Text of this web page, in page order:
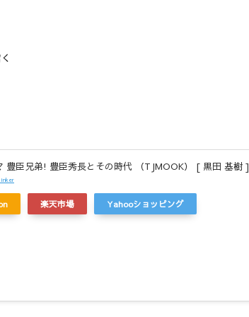
豊臣兄弟! 豊臣秀長とその時代 （TJMOOK） [ 黒田 基樹 ]
楽天市場 Yahooショッピング